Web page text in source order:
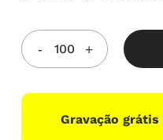
5.00de
5, com
baseado
em
clientes
Gravação grátis